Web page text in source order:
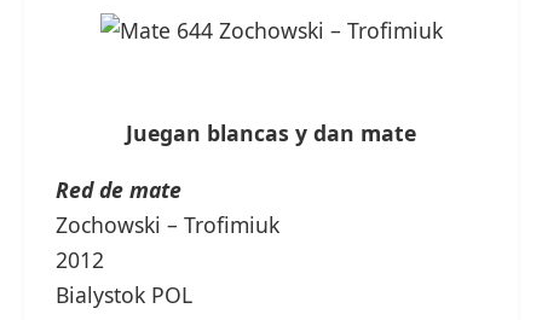
Juegan blancas y dan mate
Red de mate
Zochowski – Trofimiuk
2012
Bialystok POL